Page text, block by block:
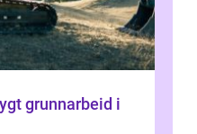
grunnarbeid i